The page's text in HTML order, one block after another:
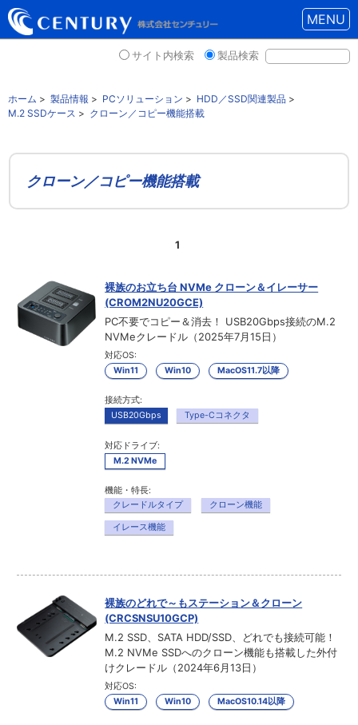
MENU
サイト内検索 製品検索
ホーム > 製品情報 > PCソリューション > HDD／SSD関連製品 >
M.2 SSDケース > クローン／コピー機能搭載
クローン／コピー機能搭載
1
裸族のお立ち台 NVMe クローン＆イレーサー
(CROM2NU20GCE)
PC不要でコピー＆消去！ USB20Gbps接続のM.2
NVMeクレードル（2025年7月15日）
対応OS:
Win11
Win10 MacOS11.7以降
接続方式:
USB20Gbps
Type-Cコネクタ
対応ドライブ:
M.2 NVMe
機能・特長:
クレードルタイプ
クローン機能
イレース機能
裸族のどれで～もステーション＆クローン
(CRCSNSU10GCP)
M.2 SSD、SATA HDD/SSD、どれでも接続可能！
M.2 NVMe SSDへのクローン機能も搭載した外付
けクレードル（2024年6月13日）
対応OS:
Win11
Win10 MacOS10.14以降